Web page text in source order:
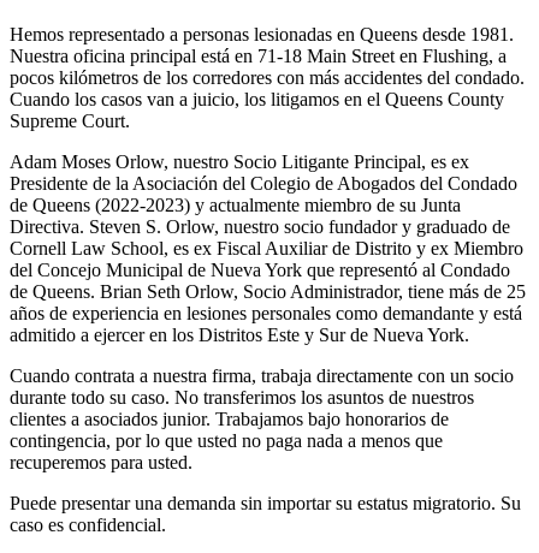
Hemos representado a personas lesionadas en Queens desde 1981.
Nuestra oficina principal está en 71-18 Main Street en Flushing, a
pocos kilómetros de los corredores con más accidentes del condado.
Cuando los casos van a juicio, los litigamos en el Queens County
Supreme Court.
Adam Moses Orlow, nuestro Socio Litigante Principal, es ex
Presidente de la Asociación del Colegio de Abogados del Condado
de Queens (2022-2023) y actualmente miembro de su Junta
Directiva. Steven S. Orlow, nuestro socio fundador y graduado de
Cornell Law School, es ex Fiscal Auxiliar de Distrito y ex Miembro
del Concejo Municipal de Nueva York que representó al Condado
de Queens. Brian Seth Orlow, Socio Administrador, tiene más de 25
años de experiencia en lesiones personales como demandante y está
admitido a ejercer en los Distritos Este y Sur de Nueva York.
Cuando contrata a nuestra firma, trabaja directamente con un socio
durante todo su caso. No transferimos los asuntos de nuestros
clientes a asociados junior. Trabajamos bajo honorarios de
contingencia, por lo que usted no paga nada a menos que
recuperemos para usted.
Puede presentar una demanda sin importar su estatus migratorio. Su
caso es confidencial.